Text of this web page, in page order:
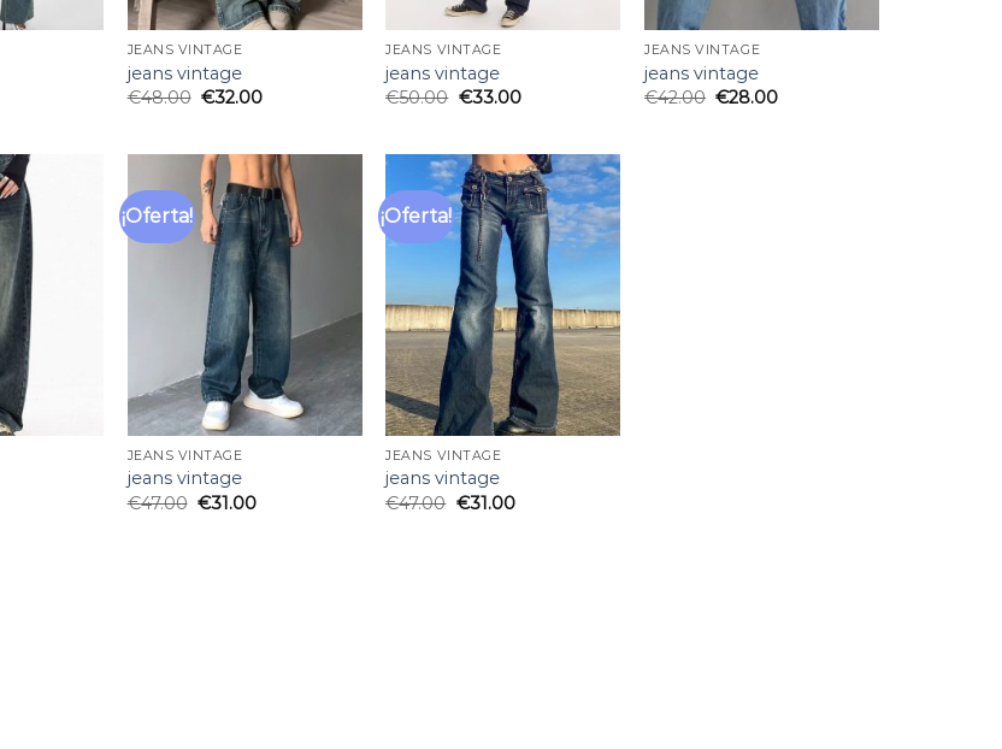
JEANS VINTAGE
jeans vintage
€48.00 €32.00
JEANS VINTAGE
jeans vintage
€50.00 €33.00
JEANS VINTAGE
jeans vintage
€42.00 €28.00
¡Oferta!
Añadir
JEANS VINTAGE
jeans vintage
€47.00 €31.00
¡Oferta!
Añadir
a la
JEANS VINTAGE
jeans vintage
€47.00 €31.00